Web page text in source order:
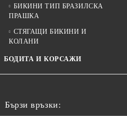
БИКИНИ ТИП БРАЗИЛСКА
ПРАШКА
СТЯГАЩИ БИКИНИ И
КОЛАНИ
БОДИТА И КОРСАЖИ
Бързи връзки: